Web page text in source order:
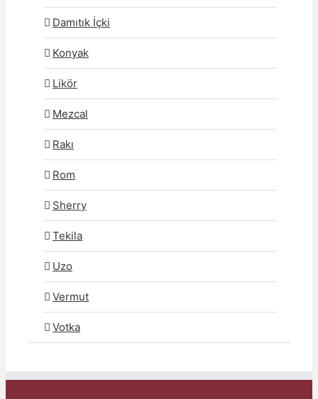
Damıtık İçki
Konyak
Likör
Mezcal
Rakı
Rom
Sherry
Tekila
Uzo
Vermut
Votka